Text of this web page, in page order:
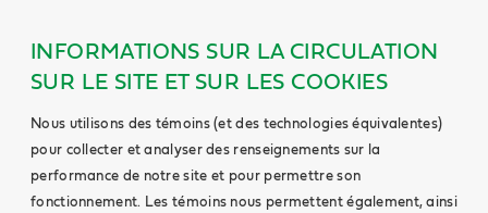
INFORMATIONS SUR LA CIRCULATION
SUR LE SITE ET SUR LES COOKIES
Nous utilisons des témoins (et des technologies équivalentes)
pour collecter et analyser des renseignements sur la
performance de notre site et pour permettre son
fonctionnement. Les témoins nous permettent également, ainsi